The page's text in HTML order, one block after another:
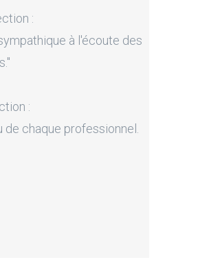
:
à l'écoute des
:
chaque professionnel.